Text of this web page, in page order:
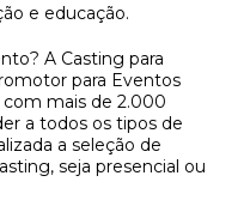
e educação.
A Casting para
para Eventos
mais de 2.000
a todos os tipos de
a seleção de
seja presencial ou